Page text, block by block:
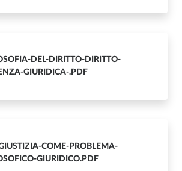
DEL-DIRITTO-DIRITTO-
GIURIDICA-.PDF
COME-PROBLEMA-
GIURIDICO.PDF